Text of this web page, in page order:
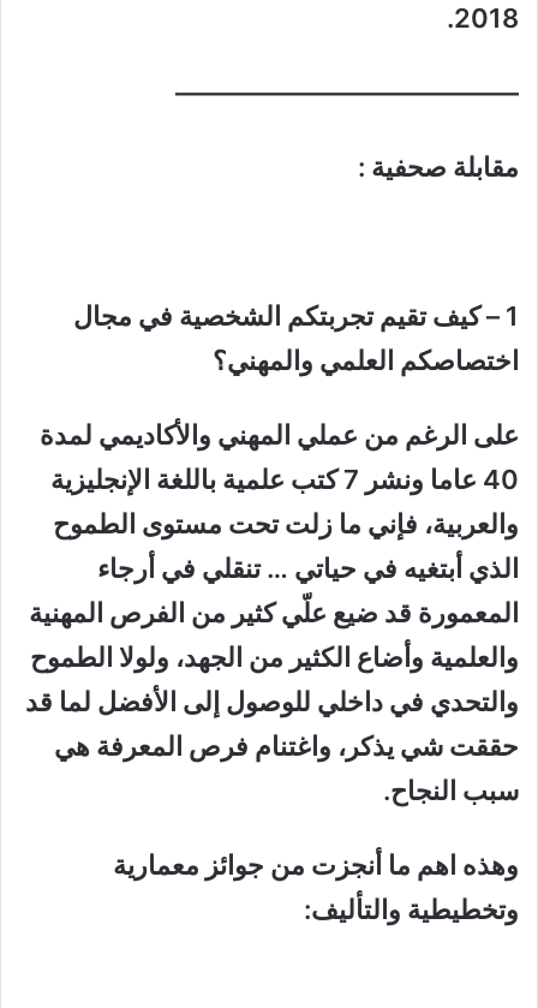
2018.
—————————————
مقابلة صحفية :
1 – كيف تقيم تجربتكم الشخصية في مجال
اختصاصكم العلمي والمهني؟
على الرغم من عملي المهني والأكاديمي لمدة
40 عاما ونشر 7 كتب علمية باللغة الإنجليزية
والعربية، فإني ما زلت تحت مستوى الطموح
الذي أبتغيه في حياتي … تنقلي في أرجاء
المعمورة قد ضيع علّي كثير من الفرص المهنية
والعلمية وأضاع الكثير من الجهد، ولولا الطموح
والتحدي في داخلي للوصول إلى الأفضل لما قد
حققت شي يذكر، واغتنام فرص المعرفة هي
سبب النجاح.
وهذه اهم ما أنجزت من جوائز معمارية
وتخطيطية والتأليف: